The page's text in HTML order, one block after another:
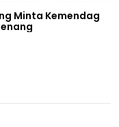
Minta Kemendag